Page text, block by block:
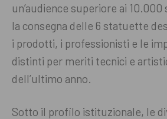
un’audience superiore ai
la consegna delle 6 statuette
i prodotti, i professionisti e le
distinti per meriti tecnici e
dell’ultimo anno.
Sotto il profilo istituzionale, le